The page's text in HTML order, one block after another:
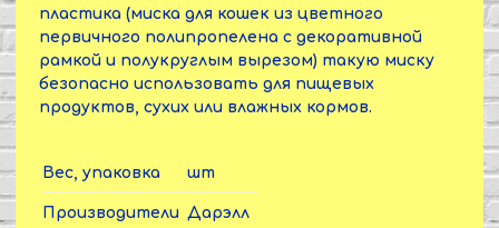
пластика (миска для кошек из цветного
первичного полипропелена с декоративной
рамкой и полукруглым вырезом) такую миску
безопасно использовать для пищевых
продуктов, сухих или влажных кормов.
Вес, упаковка шт
Производители Дарэлл